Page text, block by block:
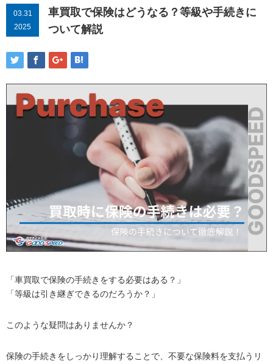
03.31
2025
車買取で保険はどうなる？等級や手続きに
ついて解説
「車買取で保険の手続きをする必要はある？」
「等級は引き継ぎできるのだろうか？」
このような疑問はありませんか？
保険の手続きをしっかり理解することで、不要な保険料を支払うリ